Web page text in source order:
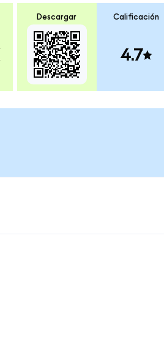
Descargar Calificación
4.7